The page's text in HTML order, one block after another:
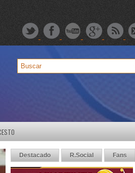
Destacado R.Social Fans